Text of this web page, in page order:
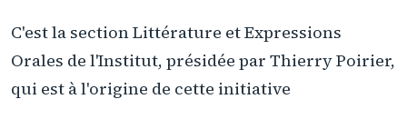
C'est la section Littérature et Expressions
Orales de l'Institut, présidée par Thierry Poirier,
qui est à l'origine de cette initiative